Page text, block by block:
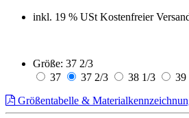
inkl. 19 % USt Kostenfreier
Größe: 37 2/3
37
37 2/3 38 1/3 39
Größentabelle &